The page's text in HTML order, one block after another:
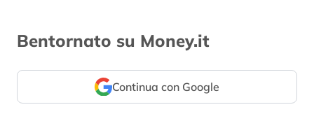
Bentornato su Money.it
Continua con Google